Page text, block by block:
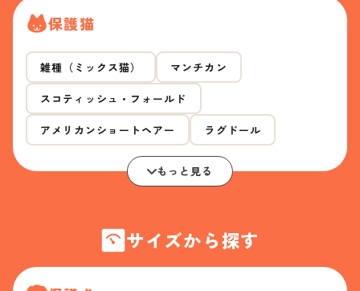
保護猫
雑種（ミックス猫） マンチカン
スコティッシュ・フォールド
アメリカンショートヘアー ラグドール
もっと見る
サイズから探す